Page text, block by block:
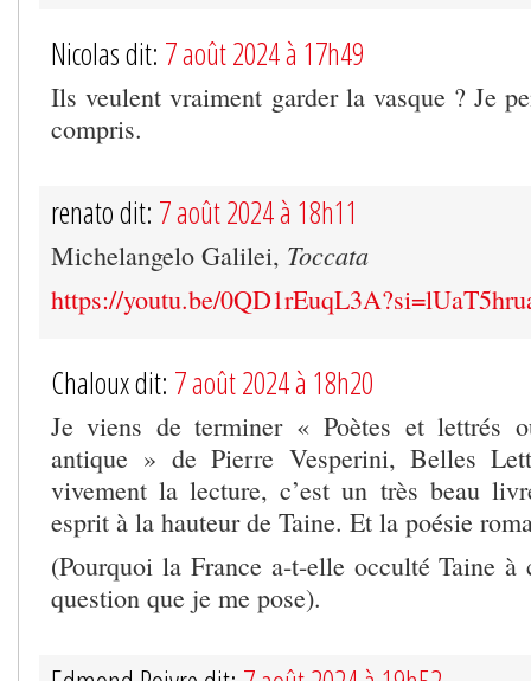
Nicolas dit: 7 août 2024 à 17h49
Ils veulent vraiment garder la vasque ? Je
compris.
renato dit: 7 août 2024 à 18h11
Michelangelo Galilei, Toccata
https://youtu.be/
Chaloux dit: 7 août 2024 à 18h20
Je viens de terminer « Poètes et lettrés
antique » de Pierre Vesperini, Belles
vivement la lecture, c’est un très beau
esprit à la hauteur de Taine. Et la poésie
(Pourquoi la France a-t-elle occulté Taine à
question que je me pose).